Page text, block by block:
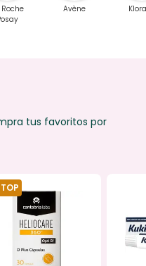
Roche
Avène
tus favoritos por